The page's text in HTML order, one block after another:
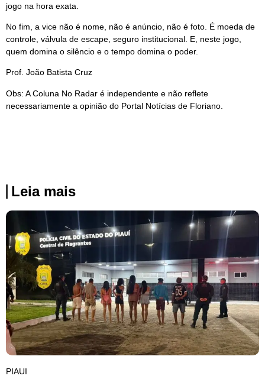
jogo na hora exata.
No fim, a vice não é nome, não é anúncio, não é foto. É moeda de
controle, válvula de escape, seguro institucional. E, neste jogo,
quem domina o silêncio e o tempo domina o poder.
Prof. João Batista Cruz
Obs: A Coluna No Radar é independente e não reflete
necessariamente a opinião do Portal Notícias de Floriano.
Leia mais
PIAUI